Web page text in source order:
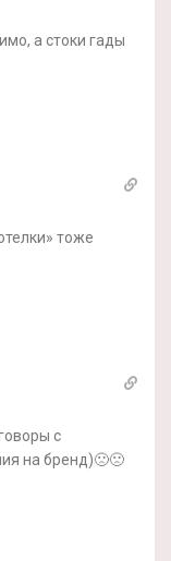
а стоки гады
тоже
с
на бренд)🙁🙁